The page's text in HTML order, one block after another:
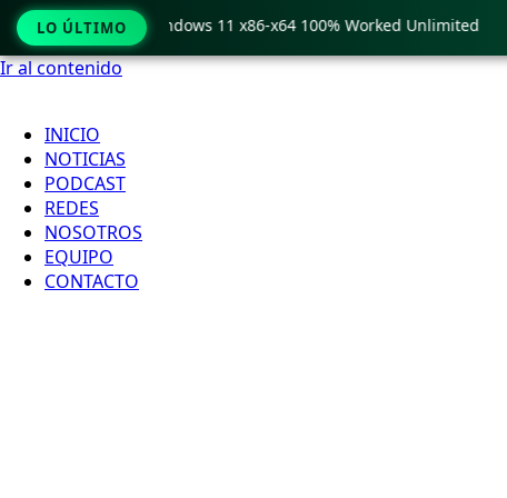
Ir al contenido
INICIO
NOTICIAS
PODCAST
REDES
NOSOTROS
EQUIPO
CONTACTO
LO ÚLTIMO
Crack only Windows 11 x86-x64 100% Worked Unlimited